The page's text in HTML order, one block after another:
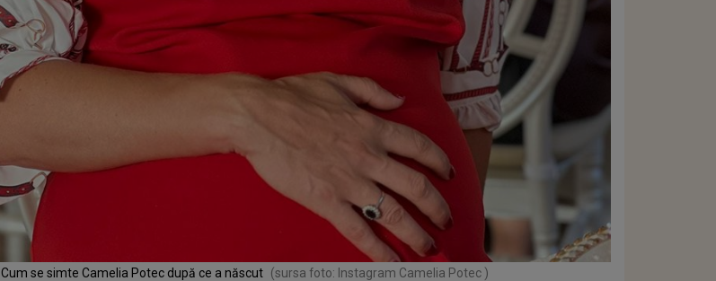
Cum se simte Camelia Potec după ce a născut (sursa foto: Instagram Camelia Potec )